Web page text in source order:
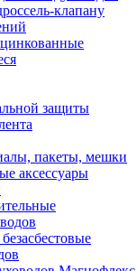
клапану
защиты
пакеты, мешки
аксессуары